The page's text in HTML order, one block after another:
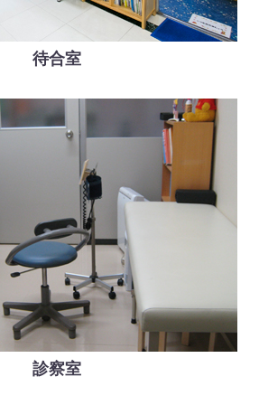
待合室
診察室